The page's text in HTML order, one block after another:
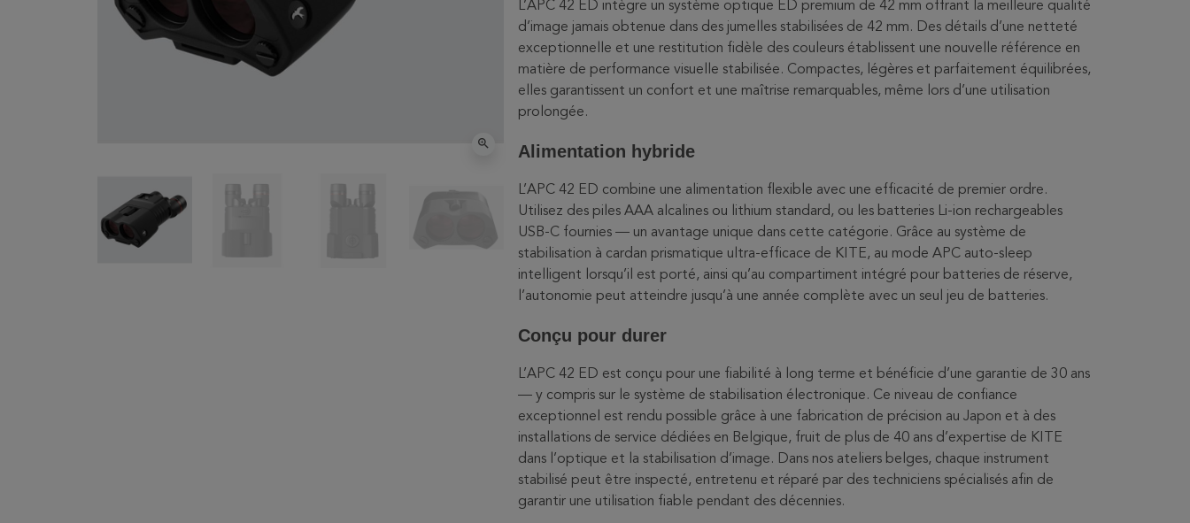
zoom_in
L’APC 42 ED intègre un système optique ED premium de 42 mm offrant la meilleure qualité
d’image jamais obtenue dans des jumelles stabilisées de 42 mm. Des détails d’une netteté
exceptionnelle et une restitution fidèle des couleurs établissent une nouvelle référence en
matière de performance visuelle stabilisée. Compactes, légères et parfaitement équilibrées,
elles garantissent un confort et une maîtrise remarquables, même lors d’une utilisation
prolongée.
Alimentation hybride
L’APC 42 ED combine une alimentation flexible avec une efficacité de premier ordre.
Utilisez des piles AAA alcalines ou lithium standard, ou les batteries Li-ion rechargeables
USB-C fournies — un avantage unique dans cette catégorie. Grâce au système de
stabilisation à cardan prismatique ultra-efficace de KITE, au mode APC auto-sleep
intelligent lorsqu’il est porté, ainsi qu’au compartiment intégré pour batteries de réserve,
l’autonomie peut atteindre jusqu’à une année complète avec un seul jeu de batteries.
Conçu pour durer
L’APC 42 ED est conçu pour une fiabilité à long terme et bénéficie d’une garantie de 30 ans
— y compris sur le système de stabilisation électronique. Ce niveau de confiance
exceptionnel est rendu possible grâce à une fabrication de précision au Japon et à des
installations de service dédiées en Belgique, fruit de plus de 40 ans d’expertise de KITE
dans l’optique et la stabilisation d’image. Dans nos ateliers belges, chaque instrument
stabilisé peut être inspecté, entretenu et réparé par des techniciens spécialisés afin de
garantir une utilisation fiable pendant des décennies.